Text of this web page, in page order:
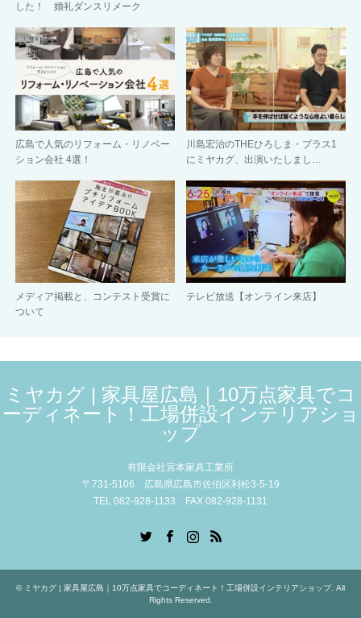
した！ 婚礼ダンスリメーク
広島で人気のリフォーム・リノベー
ション会社 4選！
川島宏治のTHEひろしま・プラス1
にミヤカグ、出演いたしまし…
メディア掲載と、コンテスト受賞に
ついて
テレビ放送【オンライン来店】
ミヤカグ | 家具屋広島｜10万点家具でコ
ーディネート！工場併設インテリアショ
ップ
有限会社宮本家具工業所
〒731-5106 広島県広島市佐伯区利松3-5-19
TEL 082-928-1133 FAX 082-928-1131
RSS
© ミヤカグ | 家具屋広島｜10万点家具でコーディネート！工場併設インテリアショップ. All
Rights Reserved.